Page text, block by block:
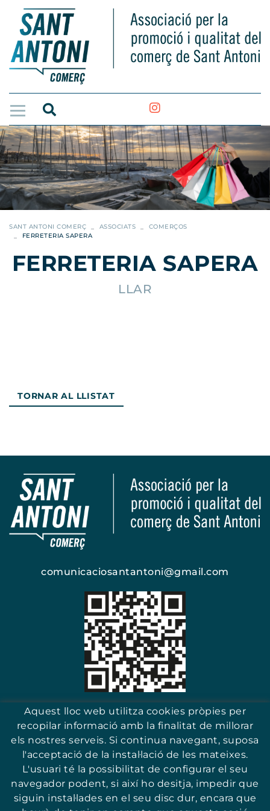
SANT ANTONI COMERÇ ASSOCIATS
COMERÇOS
FERRETERIA SAPERA
FERRETERIA SAPERA
LLAR
TORNAR AL LLISTAT
comunicaciosantantoni@gmail.com
Escaneja i troba el teu comerç
17251 - Sant Antoni (Girona)
Aquest lloc web utilitza cookies pròpies per
recopilar informació amb la finalitat de millorar
els nostres serveis. Si continua navegant, suposa
l'acceptació de la instal·lació de les mateixes.
L'usuari té la possibilitat de configurar el seu
navegador podent, si així ho desitja, impedir que
siguin instal·lades en el seu disc dur, encara que